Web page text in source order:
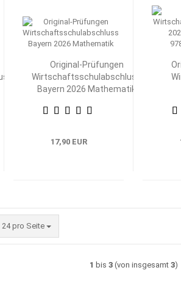
Original-Prüfungen
Wirtschaftsschulabschluss
Bayern 2026 Mathematik
17,90 EUR
24 pro Seite
pro Seite
1 bis 3(von insgesamt 3)